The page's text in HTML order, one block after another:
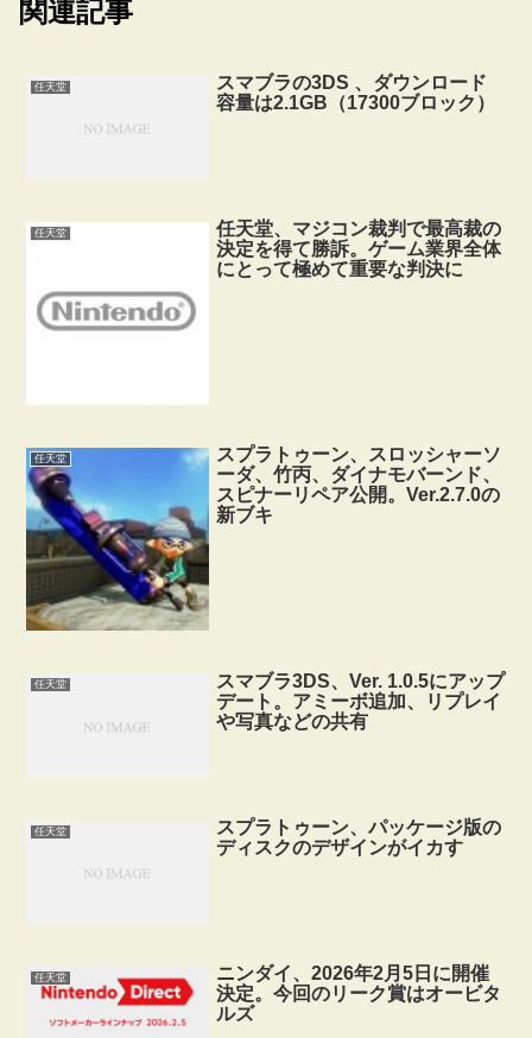
関連記事
任天堂
スマブラの3DS 、ダウンロード
容量は2.1GB（17300ブロック）
任天堂
任天堂、マジコン裁判で最高裁の
決定を得て勝訴。ゲーム業界全体
にとって極めて重要な判決に
任天堂
スプラトゥーン、スロッシャーソ
ーダ、竹丙、ダイナモバーンド、
スピナーリペア公開。Ver.2.7.0の
新ブキ
任天堂
スマブラ3DS、Ver. 1.0.5にアップ
デート。アミーボ追加、リプレイ
や写真などの共有
任天堂
スプラトゥーン、パッケージ版の
ディスクのデザインがイカす
任天堂
ニンダイ、2026年2月5日に開催
決定。今回のリーク賞はオービタ
ルズ